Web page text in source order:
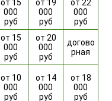
от 15
000
руб
от 19
000
руб
от 22
000
руб
от 15
000
руб
от 20
000
руб
догово
рная
от 10
000
руб
от 14
000
руб
от 18
000
руб